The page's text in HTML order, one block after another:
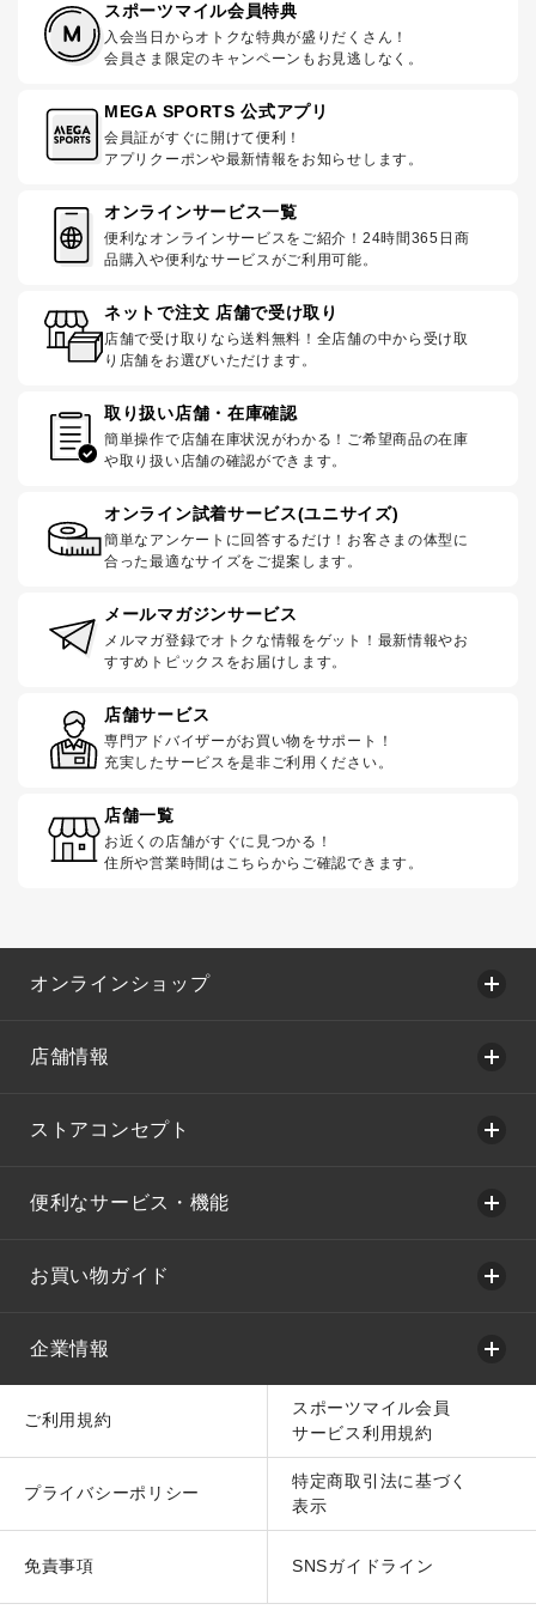
スポーツマイル会員特典
入会当日からオトクな特典が盛りだくさん！
会員さま限定のキャンペーンもお見逃しなく。
MEGA SPORTS 公式アプリ
会員証がすぐに開けて便利！
アプリクーポンや最新情報をお知らせします。
オンラインサービス一覧
便利なオンラインサービスをご紹介！24時間365日商
品購入や便利なサービスがご利用可能。
ネットで注文 店舗で受け取り
店舗で受け取りなら送料無料！全店舗の中から受け取
り店舗をお選びいただけます。
取り扱い店舗・在庫確認
簡単操作で店舗在庫状況がわかる！ご希望商品の在庫
や取り扱い店舗の確認ができます。
オンライン試着サービス(ユニサイズ)
簡単なアンケートに回答するだけ！お客さまの体型に
合った最適なサイズをご提案します。
メールマガジンサービス
メルマガ登録でオトクな情報をゲット！最新情報やお
すすめトピックスをお届けします。
店舗サービス
専門アドバイザーがお買い物をサポート！
充実したサービスを是非ご利用ください。
店舗一覧
お近くの店舗がすぐに見つかる！
住所や営業時間はこちらからご確認できます。
オンラインショップ
店舗情報
ストアコンセプト
便利なサービス・機能
お買い物ガイド
企業情報
ご利用規約
スポーツマイル会員
サービス利用規約
プライバシーポリシー
特定商取引法に基づく
表示
免責事項 SNSガイドライン